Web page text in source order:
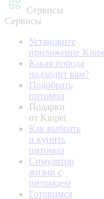
Сервисы
Сервисы
Установите
приложение
Какая порода
подходит вам?
Подобрать
питомца
Подарки
от Kinpet
Как выбрать
и купить
питомца
Симулятор
жизни с
питомцем
Готовимся